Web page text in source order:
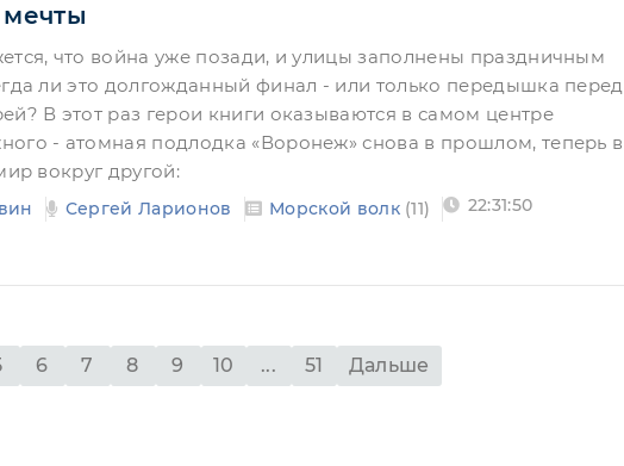
что война уже позади, и улицы заполнены праздничным
ли это долгожданный финал - или только передышка перед
В этот раз герои книги оказываются в самом центре
- атомная подлодка «Воронеж» снова в прошлом, теперь в
вокруг другой:
Сергей Ларионов Морской волк(11) 22:31:50
6 7 8 9 10 ... 51 Дальше